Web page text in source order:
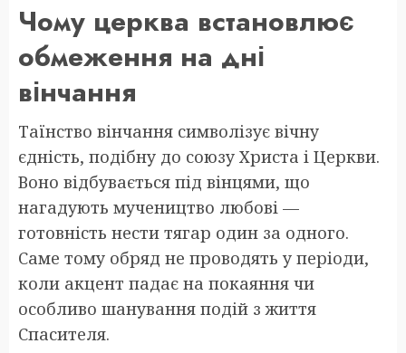
Чому церква встановлює
обмеження на дні
вінчання
Таїнство вінчання символізує вічну
єдність, подібну до союзу Христа і Церкви.
Воно відбувається під вінцями, що
нагадують мучеництво любові —
готовність нести тягар один за одного.
Саме тому обряд не проводять у періоди,
коли акцент падає на покаяння чи
особливо шанування подій з життя
Спасителя.